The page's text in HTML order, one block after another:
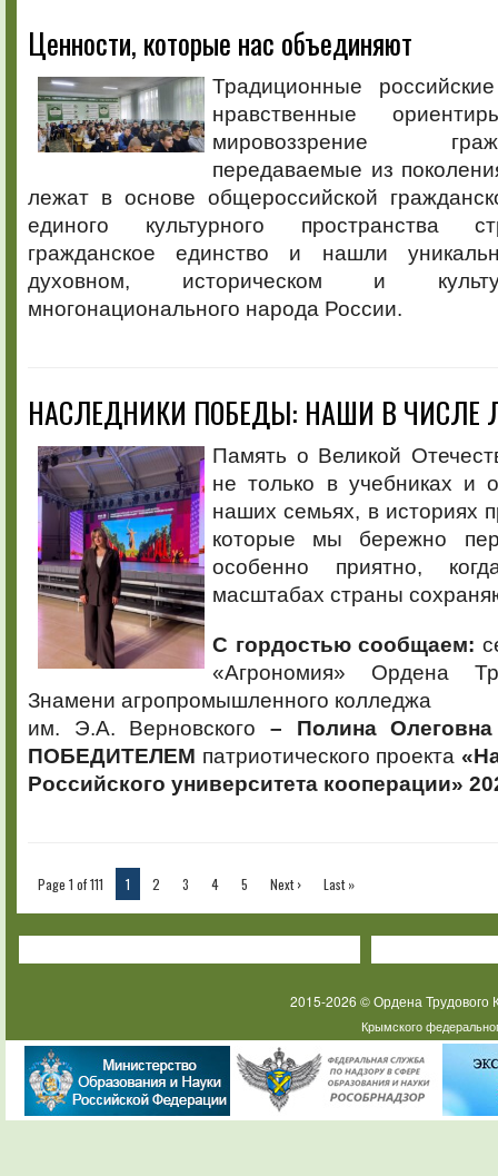
Ценности, которые нас объединяют
Традиционные
нравственные
мировоззрение
передаваемые из
лежат в основе общероссийской
единого культурного пространства
гражданское единство и нашли
духовном, историческом и
многонационального народа России.
НАСЛЕДНИКИ ПОБЕДЫ: НАШИ В ЧИСЛЕ
Память о Великой
не только в учебниках и
наших семьях, в историях
которые мы бережно
особенно приятно,
масштабах страны
С гордостью сообщаем:
«Агрономия» Ордена
Знамени агропромышленного колледжа
им. Э.А. Верновского – Полина
ПОБЕДИТЕЛЕМ патриотического проекта
Российского университета кооперации»
Page 1 of 111 1 2 3 4 5 Next › Last »
2015-2026 © Ордена
Крымского